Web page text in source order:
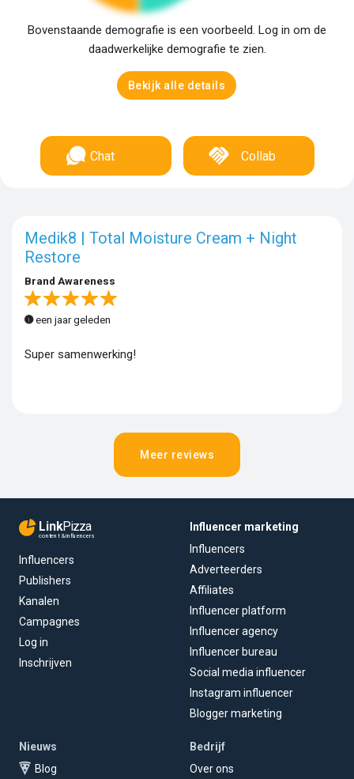
Bovenstaande demografie is een voorbeeld. Log in om de
daadwerkelijke demografie te zien.
Bekijk alle details
Chat Collab
Medik8 | Total Moisture Cream + Night
Restore
Brand Awareness
een jaar geleden
Super samenwerking!
Meer reviews
LinkPizza
content & influencers
Influencers
Publishers
Kanalen
Campagnes
Log in
Inschrijven
Influencer marketing
Influencers
Adverteerders
Affiliates
Influencer platform
Influencer agency
Influencer bureau
Social media influencer
Instagram influencer
Blogger marketing
Nieuws
Blog
Bedrijf
Over ons